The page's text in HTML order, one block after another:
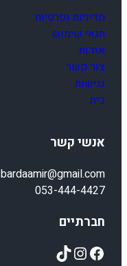
מדיניות ופרטיות
תנאי שימוש
אודות
צור קשר
נגישות
בית
אנשי קשר
bardaamir@gmail.com
053-444-4427
חברתיים
Facebook
Instagram
TikTok